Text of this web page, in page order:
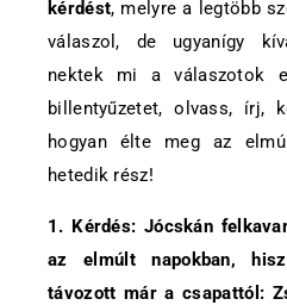
kérdést, melyre a legtöbb
válaszol, de ugyanígy
nektek mi a válaszotok
billentyűzetet, olvass, írj,
hogyan élte meg az
hetedik rész!
1. Kérdés: Jócskán
az elmúlt napokban,
távozott már a csapattól: